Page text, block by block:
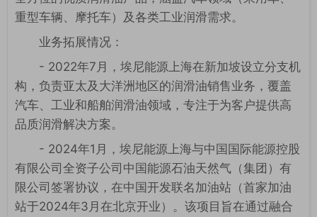
重型车辆、摩托车）及各类工业润滑需求。
业务拓展情况：
- 2022年7月，埃尼能源上海在新加坡设立分支机
构，负责亚太及大洋洲地区的润滑油销售业务，覆盖
汽车、工业和船舶润滑油领域，专注于为客户提供高
品质润滑解决方案。
- 2024年1月，埃尼能源上海与中国国际能源控股
有限公司全资子公司中国能源石油天然气（集团）有
限公司签署协议，在中国开发联名加油站（首家加油
站于2024年3月在北京开业）。该项目旨在通过融合